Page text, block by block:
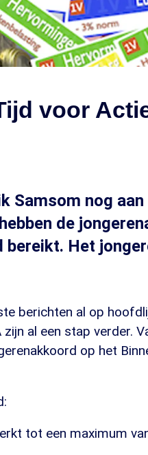
voor
Samsom nog aan
de
bereikt. Het
berichten al op
al een stap verder.
op het
tot een maximum